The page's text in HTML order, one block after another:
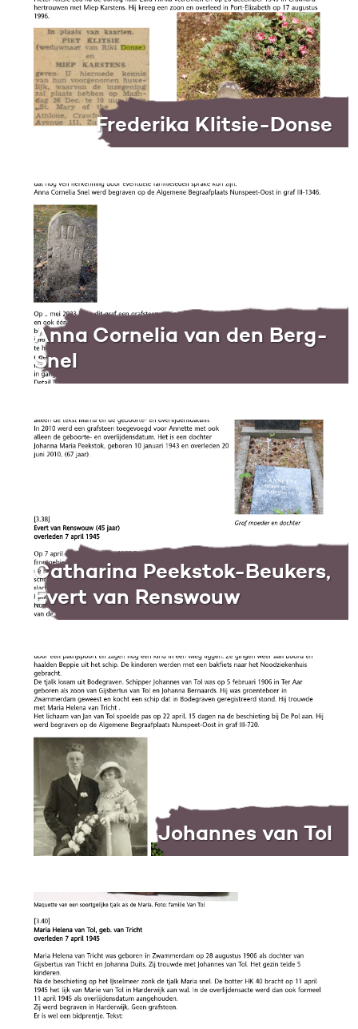
Frederika Klitsie-Donse
Anna Cornelia van den Berg-
Snel
Catharina Peekstok-Beukers,
Evert van Renswouw
Johannes van Tol